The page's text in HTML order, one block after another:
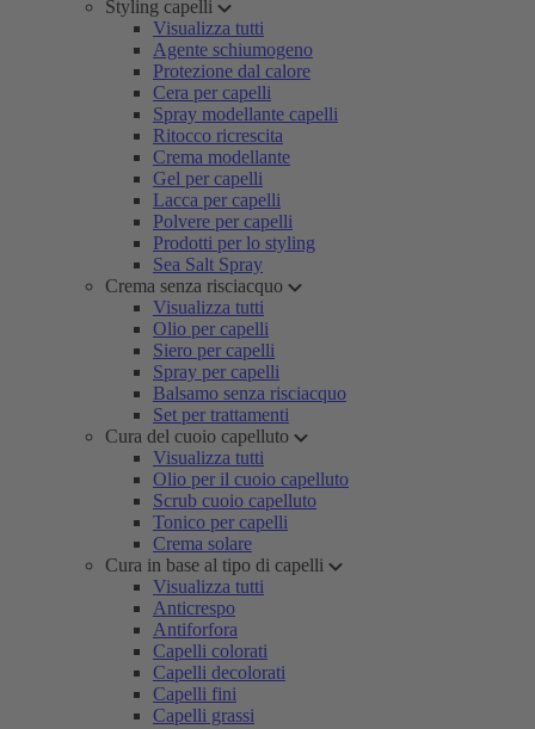
Styling capelli
Visualizza tutti
Agente schiumogeno
Protezione dal calore
Cera per capelli
Spray modellante capelli
Ritocco ricrescita
Crema modellante
Gel per capelli
Lacca per capelli
Polvere per capelli
Prodotti per lo styling
Sea Salt Spray
Crema senza risciacquo
Visualizza tutti
Olio per capelli
Siero per capelli
Spray per capelli
Balsamo senza risciacquo
Set per trattamenti
Cura del cuoio capelluto
Visualizza tutti
Olio per il cuoio capelluto
Scrub cuoio capelluto
Tonico per capelli
Crema solare
Cura in base al tipo di capelli
Visualizza tutti
Anticrespo
Antiforfora
Capelli colorati
Capelli decolorati
Capelli fini
Capelli grassi